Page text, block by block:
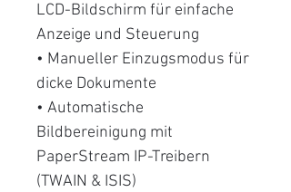
LCD-Bildschirm für einfache
Anzeige und Steuerung
• Manueller Einzugsmodus für
dicke Dokumente
• Automatische
Bildbereinigung mit
PaperStream IP-Treibern
(TWAIN & ISIS)